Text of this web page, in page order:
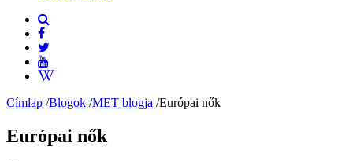
Címlap /Blogok /MET blogja /Európai nők
Európai nők